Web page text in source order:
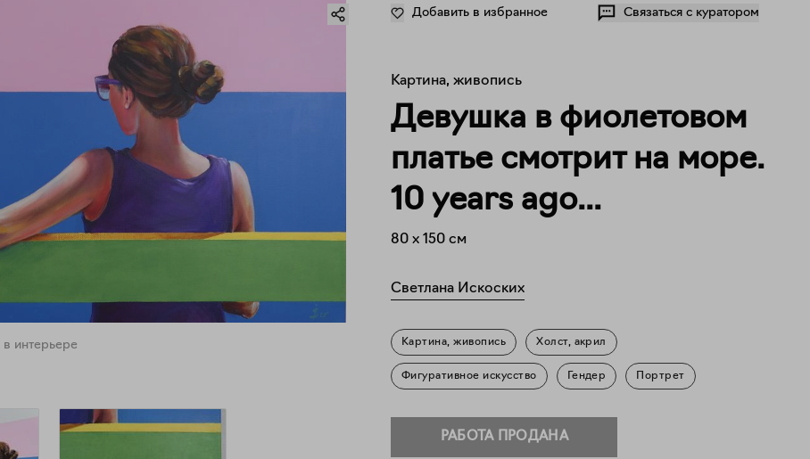
интерьере
Добавить в избранное Связаться с куратором
Картина, живопись
Девушка в фиолетовом
платье смотрит на море.
10 years ago...
80 x 150 см
Светлана Искоских
Картина, живопись Холст, акрил
Фигуративное искусство Гендер Портрет
РАБОТА ПРОДАНА